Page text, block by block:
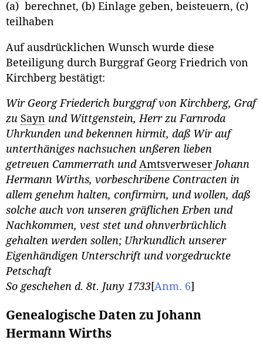
(a) berechnet, (b) Einlage geben, beisteuern, (c)
teilhaben
Auf ausdrücklichen Wunsch wurde diese
Beteiligung durch Burggraf Georg Friedrich von
Kirchberg bestätigt:
Wir Georg Friederich burggraf von Kirchberg, Graf
zu Sayn und Wittgenstein, Herr zu Farnroda
Uhrkunden und bekennen hirmit, daß Wir auf
unterthäniges nachsuchen unßeren lieben
getreuen Cammerrath und AmtsverweserJohann
Hermann Wirths, vorbeschribene Contracten in
allem genehm halten, confirmirn, und wollen, daß
solche auch von unseren gräflichen Erben und
Nachkommen, vest stet und ohnverbrüchlich
gehalten werden sollen; Uhrkundlich unserer
Eigenhändigen Unterschrift und vorgedruckte
Petschaft
So geschehen d. 8t. Juny 1733[Anm. 6]
Genealogische Daten zu Johann
Hermann Wirths